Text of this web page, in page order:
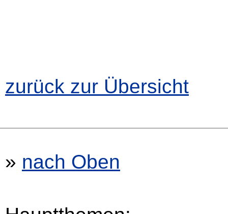
zurück zur Übersicht
» nach Oben